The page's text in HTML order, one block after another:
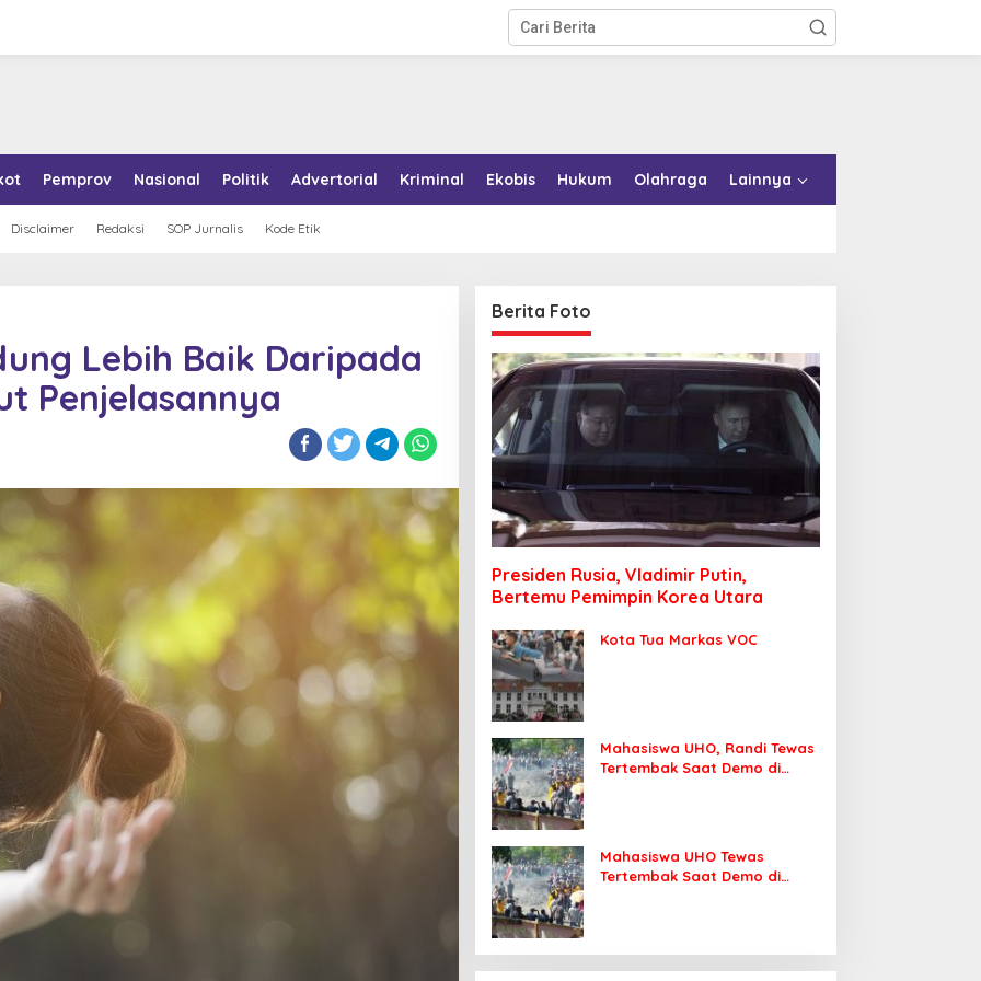
Pemprov Nasional Politik Advertorial Kriminal Ekobis Hukum Olahraga Lainnya
Disclaimer Redaksi SOP Jurnalis Kode Etik
Lebih Baik Daripada
Penjelasannya
Berita Foto
Presiden Rusia, Vladimir Putin,
Bertemu Pemimpin Korea Utara
Kota Tua Markas VOC
Mahasiswa UHO, Randi Tewas
Tertembak Saat Demo di
Mahasiswa UHO Tewas
Tertembak Saat Demo di